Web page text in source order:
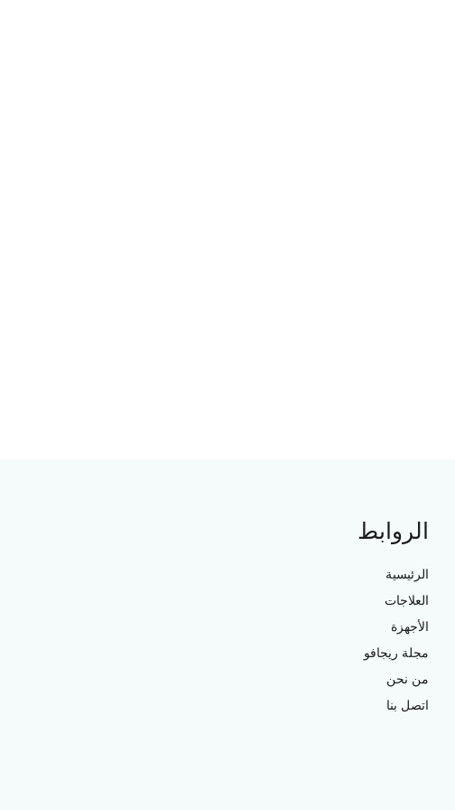
الروابط
الرئيسية
العلاجات
الأجهزة
مجلة ريجافو
من نحن
اتصل بنا